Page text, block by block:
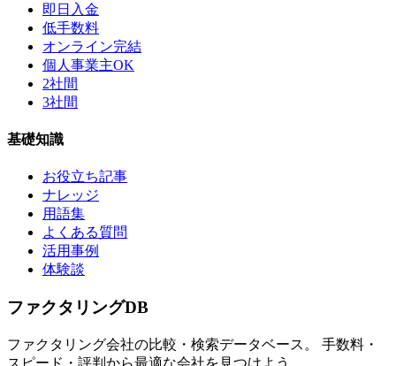
即日入金
低手数料
オンライン完結
個人事業主OK
2社間
3社間
基礎知識
お役立ち記事
ナレッジ
用語集
よくある質問
活用事例
体験談
ファクタリングDB
ファクタリング会社の比較・検索データベース。 手数料・
スピード・評判から最適な会社を見つけよう。